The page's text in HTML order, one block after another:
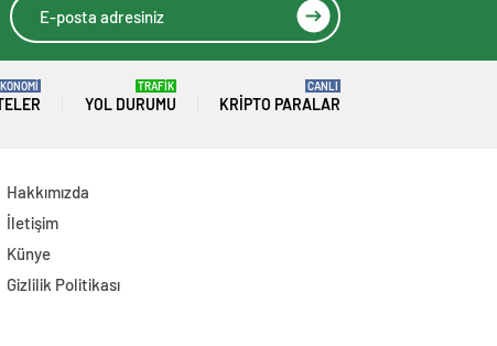
YOL DURUMU
TRAFİK
KRIPTO PARALAR
CANLI
Hakkımızda
İletişim
Künye
Gizlilik Politikası